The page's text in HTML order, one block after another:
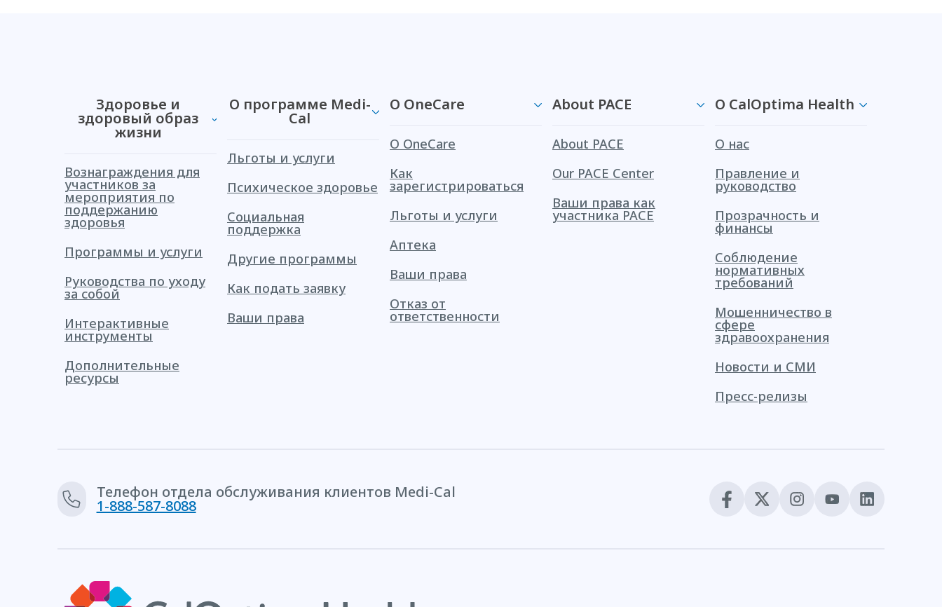
Здоровье и
здоровый образ
жизни
Вознаграждения для
участников за
мероприятия по
поддержанию
здоровья
Программы и услуги
Руководства по уходу
за собой
Интерактивные
инструменты
Дополнительные
ресурсы
О программе Medi-
Cal
Льготы и услуги
Психическое здоровье
Социальная
поддержка
Другие программы
Как подать заявку
Ваши права
О OneCare
О OneCare
Как
зарегистрироваться
Льготы и услуги
Аптека
Ваши права
Отказ от
ответственности
About PACE
About PACE
Our PACE Center
Ваши права как
участника PACE
О CalOptima Health
О нас
Правление и
руководство
Прозрачность и
финансы
Соблюдение
нормативных
требований
Мошенничество в
сфере
здравоохранения
Новости и СМИ
Пресс-релизы
Телефон отдела обслуживания клиентов Medi-Cal
1-888-587-8088